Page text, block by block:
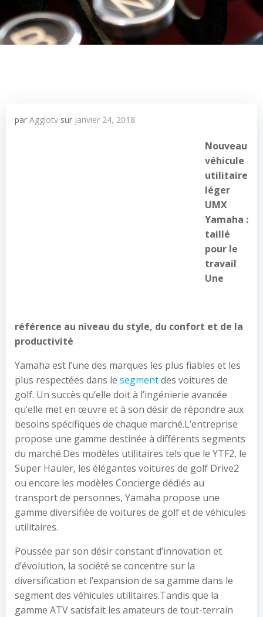
par Agglotv sur janvier 24, 2018
Nouveau
véhicule
utilitaire
léger
UMX
Yamaha :
taillé
pour le
travail
Une
référence au niveau du style, du confort et de la
productivité
Yamaha est l’une des marques les plus fiables et les
plus respectées dans le segmentdes voitures de
golf. Un succès qu’elle doit à l’ingénierie avancée
qu’elle met en œuvre et à son désir de répondre aux
besoins spécifiques de chaque marché.L’entreprise
propose une gamme destinée à différents segments
du marché.Des modèles utilitaires tels que le YTF2, le
Super Hauler, les élégantes voitures de golf Drive2
ou encore les modèles Concierge dédiés au
transport de personnes, Yamaha propose une
gamme diversifiée de voitures de golf et de véhicules
utilitaires.
Poussée par son désir constant d’innovation et
d’évolution, la société se concentre sur la
diversification et l’expansion de sa gamme dans le
segment des véhicules utilitaires.Tandis que la
gamme ATV satisfait les amateurs de tout-terrain